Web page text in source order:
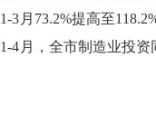
1-3 月 73.2%提高至
1-4 月，全市制造业投资